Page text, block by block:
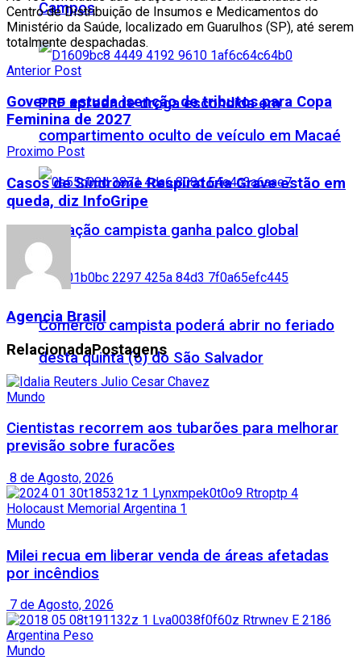
Campos
PRF apreende droga escondida em
compartimento oculto de veículo em Macaé
Inovação campista ganha palco global
Comércio campista poderá abrir no feriado
desta quinta (6) do São Salvador
Centro de Distribuição de Insumos e Medicamentos do
Ministério da Saúde, localizado em Guarulhos (SP), até serem
totalmente despachadas.
Anterior Post
Governo estuda isenção de tributos para Copa
Feminina de 2027
Proximo Post
Casos de Síndrome Respiratória Grave estão em
queda, diz InfoGripe
Agencia Brasil
RelacionadaPostagens
Mundo
Cientistas recorrem aos tubarões para melhorar
previsão sobre furacões
8 de Agosto, 2026
Mundo
Milei recua em liberar venda de áreas afetadas
por incêndios
7 de Agosto, 2026
Mundo